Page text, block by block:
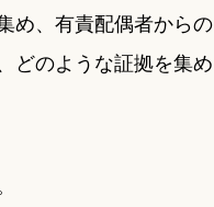
め、有責配偶者からの
どのような証拠を集め